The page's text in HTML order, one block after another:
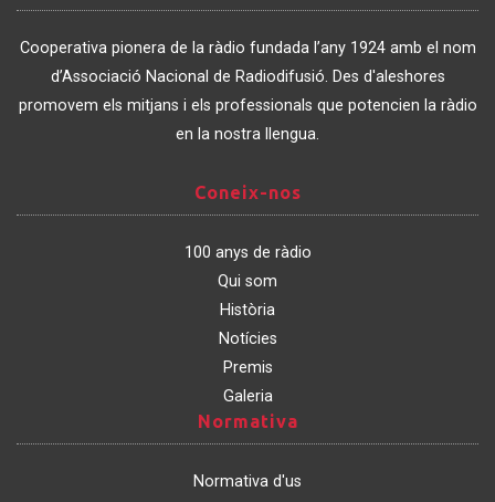
Associació
de
Catalunya
Cooperativa pionera de la ràdio fundada l’any 1924 amb el nom
d’Associació Nacional de Radiodifusió. Des d'aleshores
promovem els mitjans i els professionals que potencien la ràdio
en la nostra llengua.
nos
Coneix-nos
100 anys de ràdio
Qui som
Història
Notícies
Premis
Galeria
Normativa
Normativa d'us